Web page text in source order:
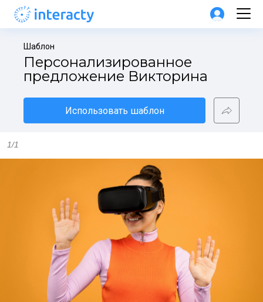
Шаблон
Персонализированное
предложение Викторина
Использовать шаблон